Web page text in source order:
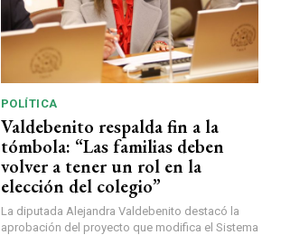
POLÍTICA
Valdebenito respalda fin a la
tómbola: “Las familias deben
volver a tener un rol en la
elección del colegio”
La diputada Alejandra Valdebenito destacó la
aprobación del proyecto que modifica el Sistema